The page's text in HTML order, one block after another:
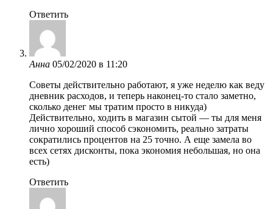
Ответить
Анна 05/02/2020 в 11:20
Советы действительно работают, я уже неделю как веду
дневник расходов, и теперь наконец-то стало заметно,
сколько денег мы тратим просто в никуда)
Действительно, ходить в магазин сытой — ты для меня
лично хороший способ сэкономить, реально затраты
сократились процентов на 25 точно. А еще замела во
всех сетях дисконты, пока экономия небольшая, но она
есть)
Ответить